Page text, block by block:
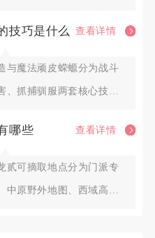
技巧是什么 查看详情
与魔法顽皮蝾螈分为战斗
、抓捕驯服两套核心技
哪些 查看详情
贰可摘取地点分为门派专
中原野外地图、西域高阶